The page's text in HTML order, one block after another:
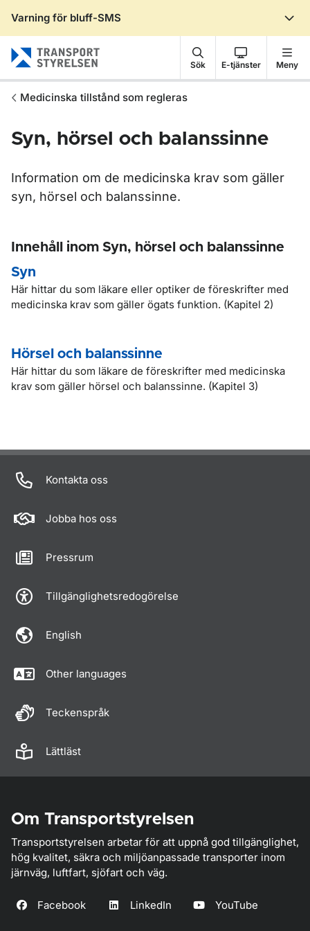
Varning för bluff-SMS
Sök E-tjänster Meny
Medicinska tillstånd som regleras
Syn, hörsel och balanssinne
Information om de medicinska krav som gäller
syn, hörsel och balanssinne.
Innehåll inom Syn, hörsel och balanssinne
Syn
Här hittar du som läkare eller optiker de föreskrifter med
medicinska krav som gäller ögats funktion. (Kapitel 2)
Hörsel och balanssinne
Här hittar du som läkare de föreskrifter med medicinska
krav som gäller hörsel och balanssinne. (Kapitel 3)
Kontakta oss
Jobba hos oss
Pressrum
Tillgänglighetsredogörelse
English
Other languages
Teckenspråk
Lättläst
Om Transportstyrelsen
Transportstyrelsen arbetar för att uppnå god tillgänglighet,
hög kvalitet, säkra och miljöanpassade transporter inom
järnväg, luftfart, sjöfart och väg.
Facebook LinkedIn YouTube